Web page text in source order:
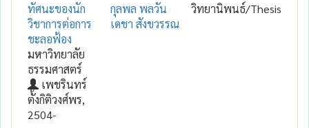
ทัศนะของนัก
วิชาการต่อการ
ชะลอฟ้อง
มหาวิทยาลัย
ธรรมศาสตร์
เพชรินทร์
ตั้งกิติวงศ์พร,
2504-
กุลพล พลวัน
เดชา สังขวรรณ
วิทยานิพนธ์/Thesis